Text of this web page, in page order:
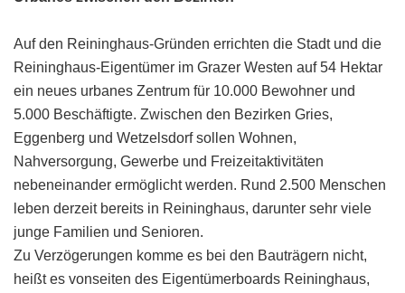
Auf den Reininghaus-Gründen errichten die Stadt und die
Reininghaus-Eigentümer im Grazer Westen auf 54 Hektar
ein neues urbanes Zentrum für 10.000 Bewohner und
5.000 Beschäftigte. Zwischen den Bezirken Gries,
Eggenberg und Wetzelsdorf sollen Wohnen,
Nahversorgung, Gewerbe und Freizeitaktivitäten
nebeneinander ermöglicht werden. Rund 2.500 Menschen
leben derzeit bereits in Reininghaus, darunter sehr viele
junge Familien und Senioren.
Zu Verzögerungen komme es bei den Bauträgern nicht,
heißt es vonseiten des Eigentümerboards Reininghaus,